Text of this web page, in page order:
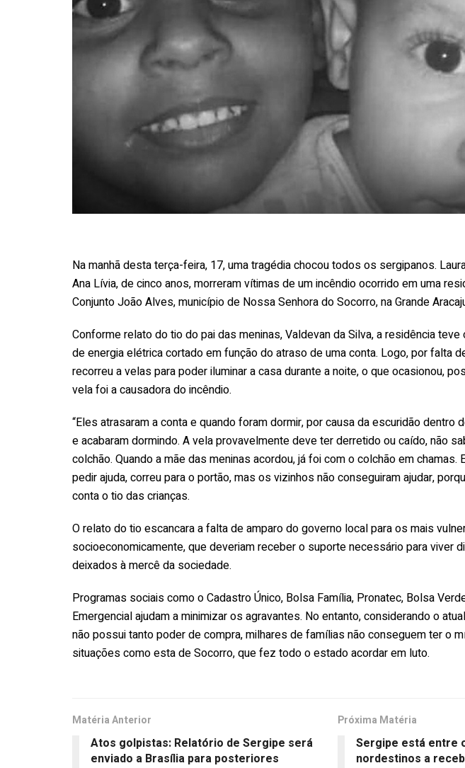
Na manhã desta terça-feira, 17, uma tragédia chocou todos os sergipanos.
Ana Lívia, de cinco anos, morreram vítimas de um incêndio ocorrido em uma
Conjunto João Alves, município de Nossa Senhora do Socorro, na Grande
Conforme relato do tio do pai das meninas, Valdevan da Silva, a residência
de energia elétrica cortado em função do atraso de uma conta. Logo, por falta
recorreu a velas para poder iluminar a casa durante a noite, o que ocasionou,
vela foi a causadora do incêndio.
“Eles atrasaram a conta e quando foram dormir, por causa da escuridão dentro
e acabaram dormindo. A vela provavelmente deve ter derretido ou caído, não
colchão. Quando a mãe das meninas acordou, já foi com o colchão em
pedir ajuda, correu para o portão, mas os vizinhos não conseguiram ajudar,
conta o tio das crianças.
O relato do tio escancara a falta de amparo do governo local para os mais
socioeconomicamente, que deveriam receber o suporte necessário para viver
deixados à mercê da sociedade.
Programas sociais como o Cadastro Único, Bolsa Família, Pronatec, Bolsa
Emergencial ajudam a minimizar os agravantes. No entanto, considerando o
não possui tanto poder de compra, milhares de famílias não conseguem ter o
situações como esta de Socorro, que fez todo o estado acordar em luto.
Matéria Anterior
Atos golpistas: Relatório de Sergipe será
enviado a Brasília para posteriores
Próxima Matéria
Sergipe está entre
nordestinos a